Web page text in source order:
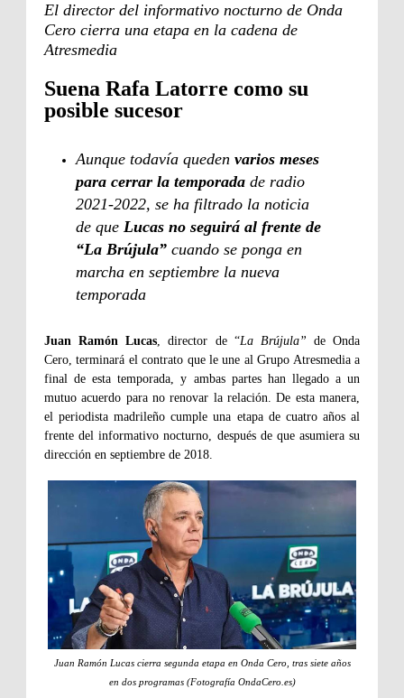
El director del informativo nocturno de Onda
Cero cierra una etapa en la cadena de
Atresmedia
Suena Rafa Latorre como su
posible sucesor
Aunque todavía queden varios meses
para cerrar la temporada de radio
2021-2022, se ha filtrado la noticia
de que Lucas no seguirá al frente de
“La Brújula” cuando se ponga en
marcha en septiembre la nueva
temporada
Juan Ramón Lucas, director de “La Brújula” de Onda
Cero, terminará el contrato que le une al Grupo Atresmedia a
final de esta temporada, y ambas partes han llegado a un
mutuo acuerdo para no renovar la relación. De esta manera,
el periodista madrileño cumple una etapa de cuatro años al
frente del informativo nocturno, después de que asumiera su
dirección en septiembre de 2018.
Juan Ramón Lucas cierra segunda etapa en Onda Cero, tras siete años
en dos programas (Fotografía OndaCero.es)